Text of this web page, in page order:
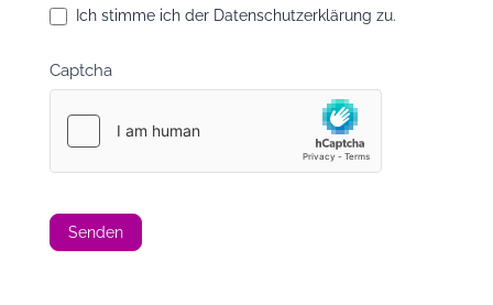
Ich stimme ich der Datenschutzerklärung zu.
Captcha
Senden
d
l
.